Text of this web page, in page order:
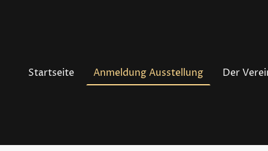
Startseite Anmeldung Ausstellung Der